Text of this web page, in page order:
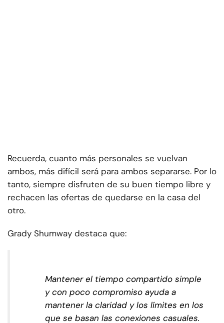
Recuerda, cuanto más personales se vuelvan
ambos, más difícil será para ambos separarse. Por lo
tanto, siempre disfruten de su buen tiempo libre y
rechacen las ofertas de quedarse en la casa del
otro.
Grady Shumway destaca que:
Mantener el tiempo compartido simple
y con poco compromiso ayuda a
mantener la claridad y los límites en los
que se basan las conexiones casuales.